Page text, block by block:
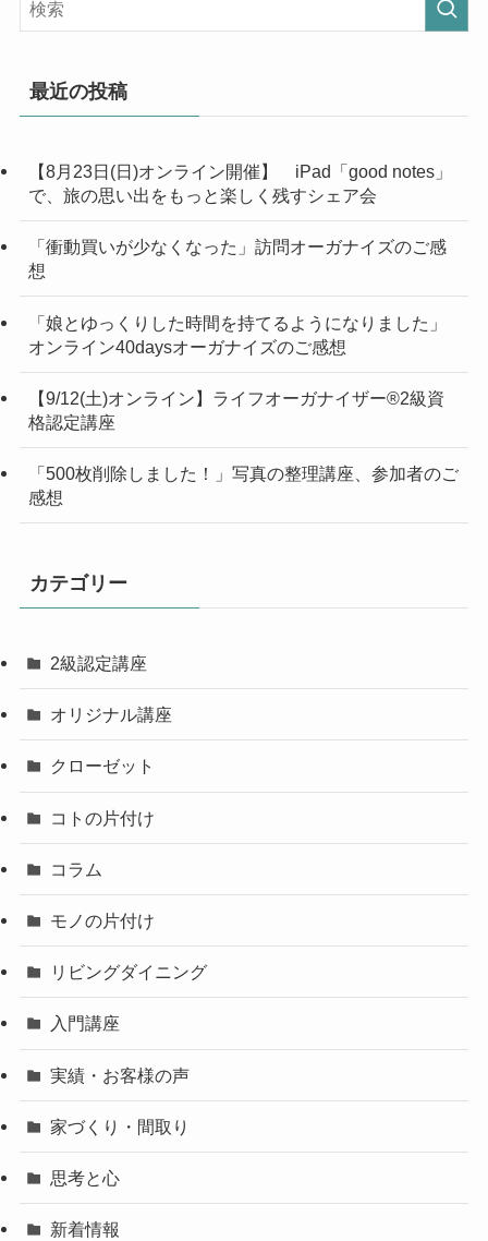
最近の投稿
【8月23日(日)オンライン開催】 iPad「good notes」
で、旅の思い出をもっと楽しく残すシェア会
「衝動買いが少なくなった」訪問オーガナイズのご感
想
「娘とゆっくりした時間を持てるようになりました」
オンライン40daysオーガナイズのご感想
【9/12(土)オンライン】ライフオーガナイザー®︎2級資
格認定講座
「500枚削除しました！」写真の整理講座、参加者のご
感想
カテゴリー
2級認定講座
オリジナル講座
クローゼット
コトの片付け
コラム
モノの片付け
リビングダイニング
入門講座
実績・お客様の声
家づくり・間取り
思考と心
新着情報